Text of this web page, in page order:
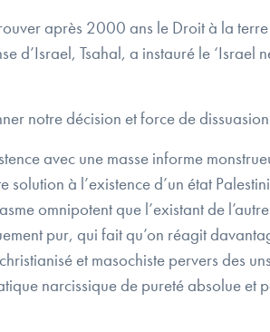
après 2000 ans le Droit à la
d’Israel, Tsahal, a instauré le
notre décision et force de
avec une masse informe
à l’existence d’un état
omnipotent que l’existant de
pur, qui fait qu’on réagit
et masochiste pervers des
narcissique de pureté absolue